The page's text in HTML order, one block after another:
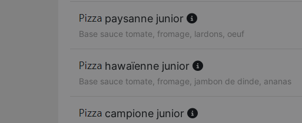
paysanne junior
Base sauce tomate, fromage, lardons, oeuf
hawaïenne junior
Base sauce tomate, fromage, jambon de dinde, ananas
campione junior